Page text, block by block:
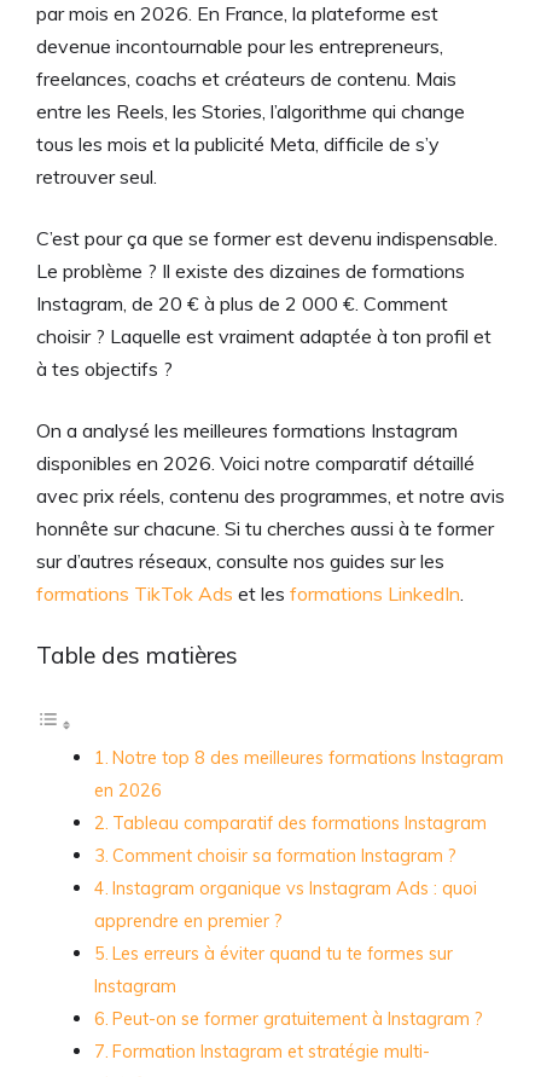
par mois en 2026. En France, la plateforme est
devenue incontournable pour les entrepreneurs,
freelances, coachs et créateurs de contenu. Mais
entre les Reels, les Stories, l’algorithme qui change
tous les mois et la publicité Meta, difficile de s’y
retrouver seul.
C’est pour ça que se former est devenu indispensable.
Le problème ? Il existe des dizaines de formations
Instagram, de 20 € à plus de 2 000 €. Comment
choisir ? Laquelle est vraiment adaptée à ton profil et
à tes objectifs ?
On a analysé les meilleures formations Instagram
disponibles en 2026. Voici notre comparatif détaillé
avec prix réels, contenu des programmes, et notre avis
honnête sur chacune. Si tu cherches aussi à te former
sur d’autres réseaux, consulte nos guides sur les
formations TikTok Ads et les formations LinkedIn.
Table des matières
Notre top 8 des meilleures formations Instagram
en 2026
Tableau comparatif des formations Instagram
Comment choisir sa formation Instagram ?
Instagram organique vs Instagram Ads : quoi
apprendre en premier ?
Les erreurs à éviter quand tu te formes sur
Instagram
Peut-on se former gratuitement à Instagram ?
Formation Instagram et stratégie multi-